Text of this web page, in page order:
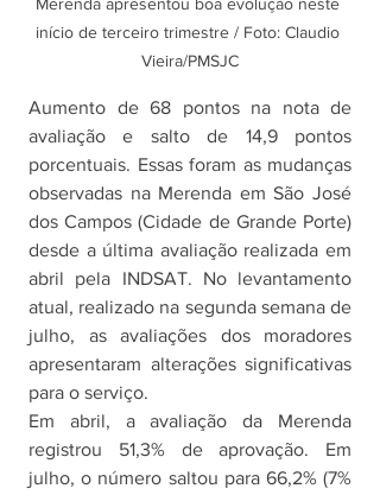
Merenda apresentou boa evolução neste
início de terceiro trimestre / Foto: Claudio
Vieira/PMSJC
Aumento de 68 pontos na nota de
avaliação e salto de 14,9 pontos
porcentuais. Essas foram as mudanças
observadas na Merenda em São José
dos Campos (Cidade de Grande Porte)
desde a última avaliação realizada em
abril pela INDSAT. No levantamento
atual, realizado na segunda semana de
julho, as avaliações dos moradores
apresentaram alterações significativas
para o serviço.
Em abril, a avaliação da Merenda
registrou 51,3% de aprovação. Em
julho, o número saltou para 66,2% (7%